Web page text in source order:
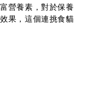
營養素，對於保養
果，這個連挑食貓